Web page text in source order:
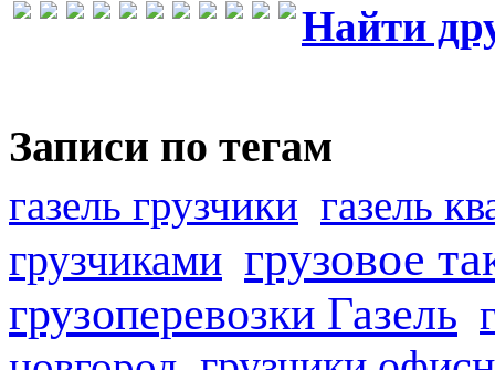
Найти
Записи по тегам
газель грузчики газель
грузчиками грузовое
грузоперевозки Газель